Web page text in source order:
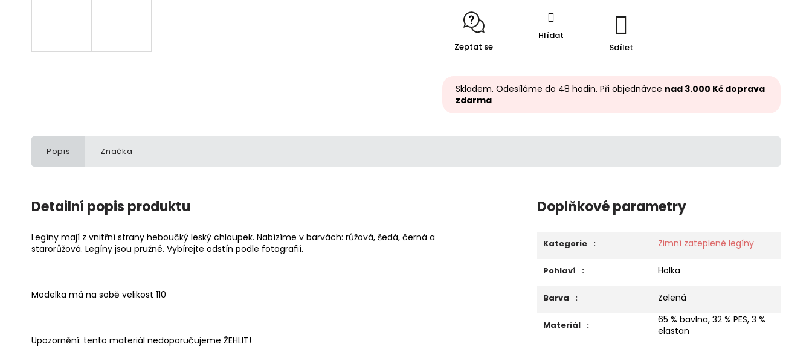
Zeptat se
Hlídat
Sdílet
Skladem. Odesíláme do 48 hodin. Při objednávce nad 3.000 Kč doprava
zdarma
Popis Značka
Detailní popis produktu
Legíny mají z vnitřní strany heboučký leský chloupek. Nabízíme v barvách: růžová, šedá, černá a
starorůžová. Legíny jsou pružné. Vybírejte odstín podle fotografií.
Modelka má na sobě velikost 110
Upozornění: tento materiál nedoporučujeme ŽEHLIT!
Doplňkové parametry
Kategorie : Zimní zateplené legíny
Pohlaví : Holka
Barva : Zelená
Materiál :
65 % bavlna, 32 % PES, 3 %
elastan